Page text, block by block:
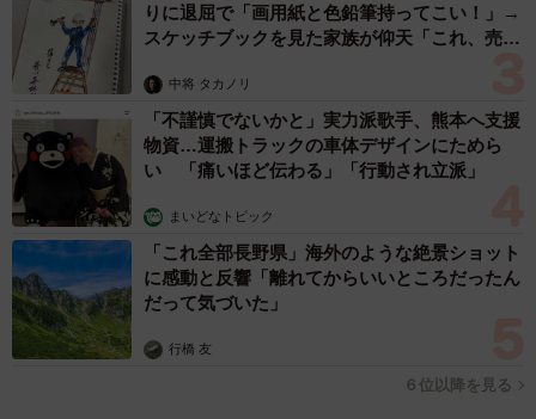
りに退屈で「画用紙と色鉛筆持ってこい！」→
スケッチブックを見た家族が仰天「これ、売れ
中将 タカノリ
「不謹慎でないかと」実力派歌手、熊本へ支援
物資…運搬トラックの車体デザインにためら
い 「痛いほど伝わる」「行動され立派」
まいどなトピック
「これ全部長野県」海外のような絶景ショット
に感動と反響「離れてからいいところだったん
だって気づいた」
行橋 友
６位以降を見る